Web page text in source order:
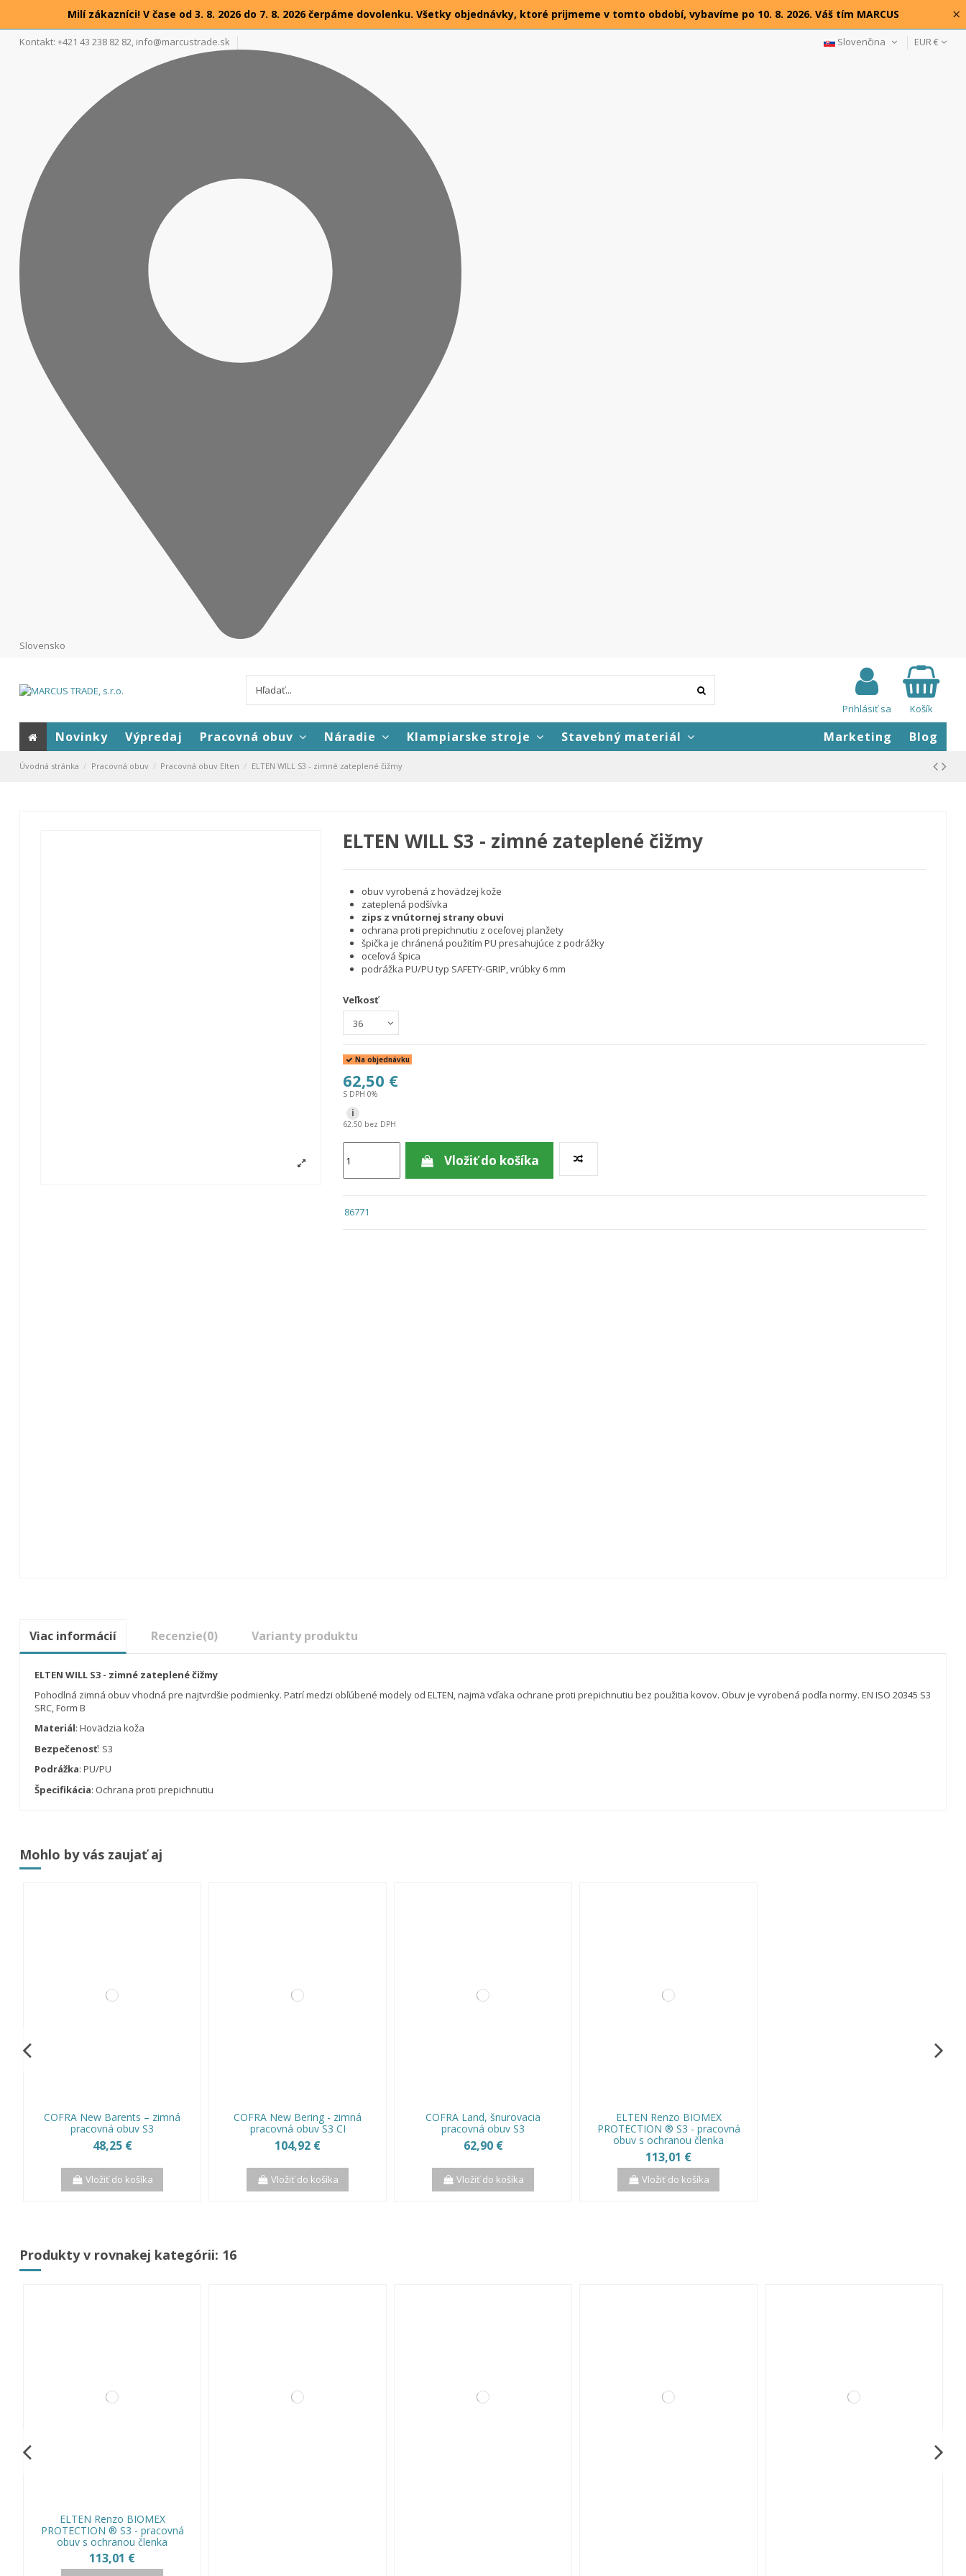
Milí zákazníci! V čase od 3. 8. 2026 do 7. 8. 2026 čerpáme dovolenku. Všetky objednávky, ktoré prijmeme v tomto období, vybavíme po 10. 8. 2026. Váš tím MARCUS ×
Kontakt: +421 43 238 82 82, info@marcustrade.sk
Slovensko
Slovenčina EUR €
Prihlásiť sa Košík
Novinky Výpredaj Pracovná obuv Náradie Klampiarske stroje Stavebný materiál Blog
Marketing
Úvodná stránka Pracovná obuv Pracovná obuv Elten ELTEN WILL S3 - zimné zateplené čižmy
ELTEN WILL S3 - zimné zateplené čižmy
obuv vyrobená z hovädzej kože
zateplená podšívka
zips z vnútornej strany obuvi
ochrana proti prepichnutiu z oceľovej planžety
špička je chránená použitím PU presahujúce z podrážky
oceľová špica
podrážka PU/PU typ SAFETY-GRIP, vrúbky 6 mm
Veľkosť
Na objednávku
62,50 €
S DPH 0%
i
62.50 bez DPH
Vložiť do košíka
86771
Viac informácií Recenzie(0) Varianty produktu
ELTEN WILL S3 - zimné zateplené čižmy
Pohodlná zimná obuv vhodná pre najtvrdšie podmienky. Patrí medzi obľúbené modely od ELTEN, najmä vďaka ochrane proti prepichnutiu bez použitia kovov. Obuv je vyrobená podľa normy. EN ISO 20345 S3
SRC, Form B
Materiál: Hovädzia koža
Bezpečenosť: S3
Podrážka: PU/PU
Špecifikácia: Ochrana proti prepichnutiu
Mohlo by vás zaujať aj
COFRA New Barents – zimná
pracovná obuv S3
48,25 €
Vložiť do košíka
COFRA New Bering - zimná
pracovná obuv S3 CI
104,92 €
Vložiť do košíka
COFRA Land, šnurovacia
pracovná obuv S3
62,90 €
Vložiť do košíka
ELTEN Renzo BIOMEX
PROTECTION ® S3 - pracovná
obuv s ochranou členka
113,01 €
Vložiť do košíka
Produkty v rovnakej kategórii: 16
ELTEN Renzo BIOMEX
PROTECTION ® S3 - pracovná
obuv s ochranou členka
113,01 €